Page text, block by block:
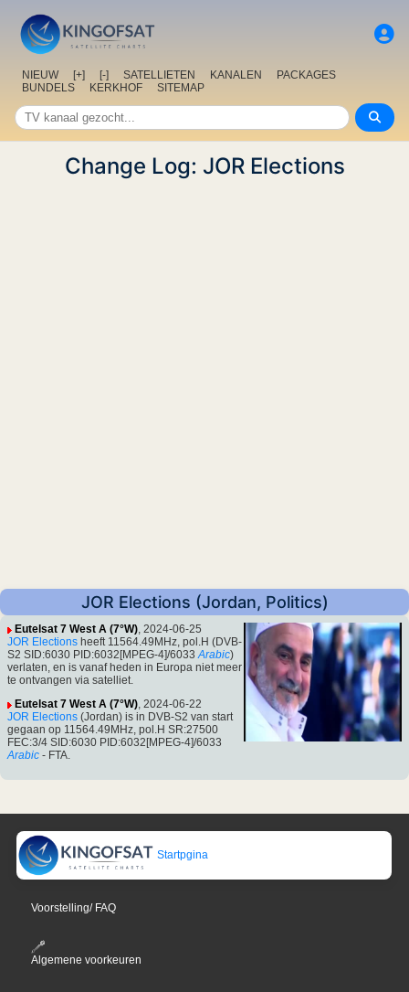
NIEUW [+] [-] SATELLIETEN KANALEN
PACKAGES
BUNDELS
KERKHOF SITEMAP
Change Log: JOR Elections
JOR Elections (Jordan, Politics)
Eutelsat 7 West A (7°W), 2024-06-25
JOR Elections heeft 11564.49MHz, pol.H (DVB-
S2 SID:6030 PID:6032[MPEG-4]/6033 Arabic)
verlaten, en is vanaf heden in Europa niet meer
te ontvangen via satelliet.
Eutelsat 7 West A (7°W), 2024-06-22
JOR Elections (Jordan) is in DVB-S2 van start
gegaan op 11564.49MHz, pol.H SR:27500
FEC:3/4 SID:6030 PID:6032[MPEG-4]/6033
Arabic - FTA.
Startpgina
Voorstelling/ FAQ
Algemene voorkeuren